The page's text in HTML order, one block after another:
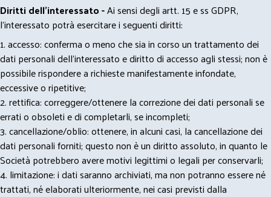
Diritti dell’interessato -Ai sensi degli artt. 15 e ss GDPR,
l’interessato potrà esercitare i seguenti diritti:
1. accesso: conferma o meno che sia in corso un trattamento dei
dati personali dell’interessato e diritto di accesso agli stessi; non è
possibile rispondere a richieste manifestamente infondate,
eccessive o ripetitive;
2. rettifica: correggere/ottenere la correzione dei dati personali se
errati o obsoleti e di completarli, se incompleti;
3. cancellazione/oblio: ottenere, in alcuni casi, la cancellazione dei
dati personali forniti; questo non è un diritto assoluto, in quanto le
Società potrebbero avere motivi legittimi o legali per conservarli;
4. limitazione: i dati saranno archiviati, ma non potranno essere né
trattati, né elaborati ulteriormente, nei casi previsti dalla